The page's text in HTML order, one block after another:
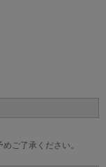
ご了承ください。